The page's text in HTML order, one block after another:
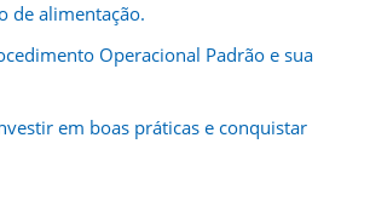
de alimentação.
Operacional Padrão e sua
em boas práticas e conquistar